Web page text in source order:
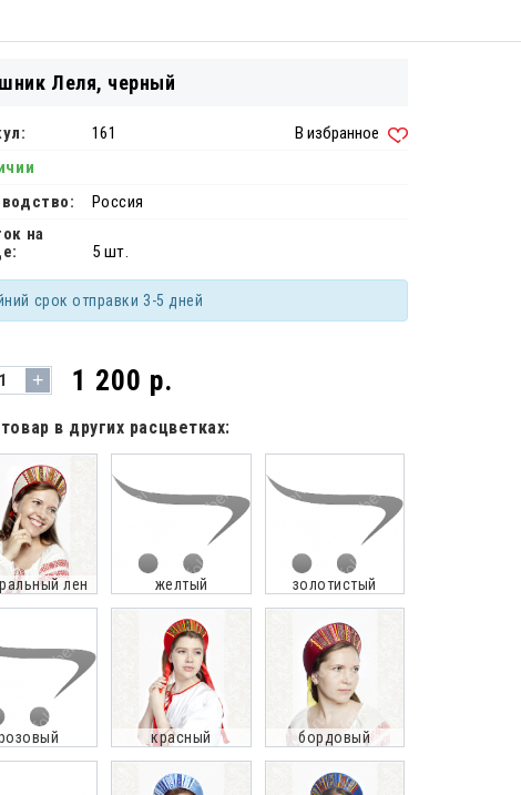
Леля, черный
В избранное
161
Россия
на
5 шт.
срок отправки 3-5 дней
+ 1 200 р.
в других расцветках:
лен желтый золотистый
красный бордовый